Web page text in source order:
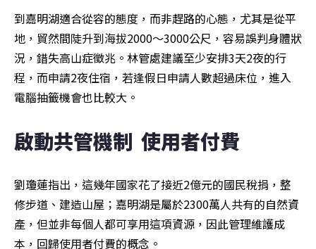
到嘉明湖適合從容的態度，而非趕路的心態，尤其是從平
地，貿然間陡升到海拔2000～3000公尺，容易誤判身體狀
況，錯失高山症徵兆。林管處建議至少安排3天2夜的行
程，而申請2夜住宿，若逢假日申請人數超過床位，進入
電腦抽籤機會也比較大。
啟動共管機制  使用者付費
劉瓊蓮指出，這幾年國家花了接近2億元的國民稅捐，整
修步道、建造山屋；嘉明湖是屬於2300萬人共有的自然資
產，但並非每個人都可享用這項資源，因此管理維護成
本，回歸使用者付費的概念。